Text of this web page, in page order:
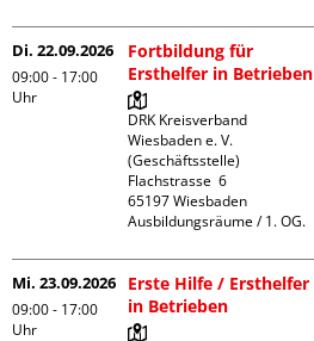
Di. 22.09.2026
09:00 - 17:00
Uhr
Fortbildung für
Ersthelfer in Betrieben
DRK Kreisverband
Wiesbaden e. V.
(Geschäftsstelle)
Flachstrasse  6
65197 Wiesbaden
Ausbildungsräume / 1. OG.
Mi. 23.09.2026
09:00 - 17:00
Uhr
Erste Hilfe / Ersthelfer
in Betrieben